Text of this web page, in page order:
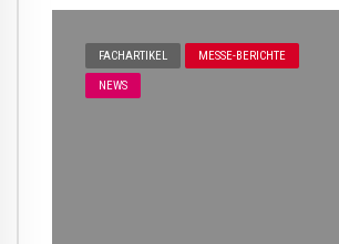
FACHARTIKEL MESSE-BERICHTE
NEWS